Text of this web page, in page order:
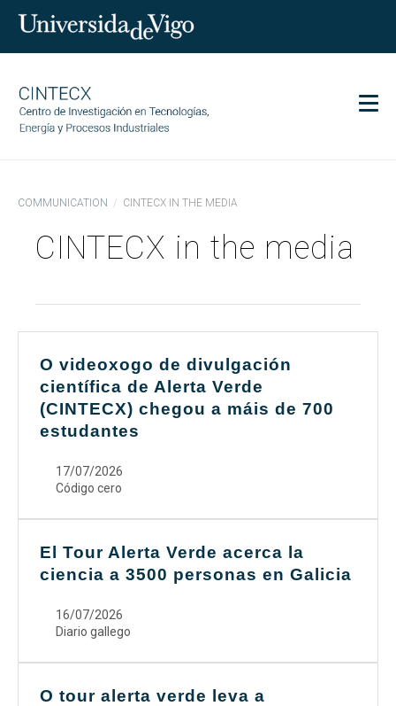
Research
Transfer
Science and society
Communication
Equality
Search
Search
COMMUNICATION CINTECX IN THE MEDIA
CINTECX in the media
O videoxogo de divulgación
científica de Alerta Verde
(CINTECX) chegou a máis de 700
estudantes
17/07/2026
Código cero
El Tour Alerta Verde acerca la
ciencia a 3500 personas en Galicia
16/07/2026
Diario gallego
O tour alerta verde leva a